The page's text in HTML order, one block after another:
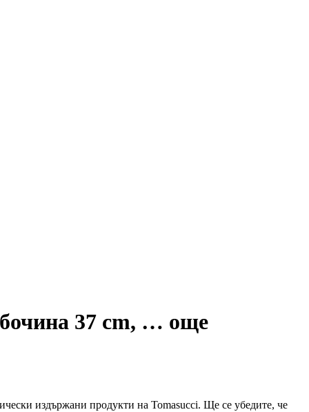
37 cm, … още
издържани продукти на Tomasucci. Ще се убедите, че